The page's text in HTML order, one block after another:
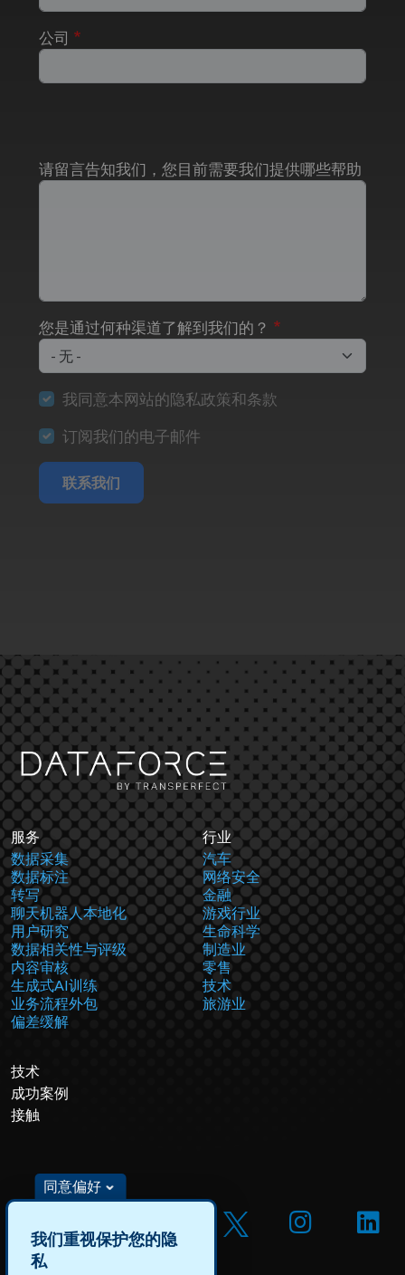
公司
请留言告知我们，您目前需要我们提供哪些帮助
您是通过何种渠道了解到我们的？
我同意本网站的隐私政策和条款
订阅我们的电子邮件
联系我们
服务
数据采集
数据标注
转写
聊天机器人本地化
用户研究
数据相关性与评级
内容审核
生成式AI训练
业务流程外包
偏差缓解
行业
汽车
网络安全
金融
游戏行业
生命科学
制造业
零售
技术
旅游业
技术
成功案例
接触
同意偏好
我们重视保护您的隐
私